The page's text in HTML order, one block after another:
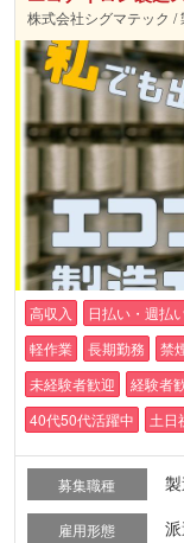
株式会社シグマテック /
高収入 日払い・週払
軽作業
長期勤務 禁
未経験者歓迎
経験者
40代50代活躍中
土日
募集職種
雇用形態